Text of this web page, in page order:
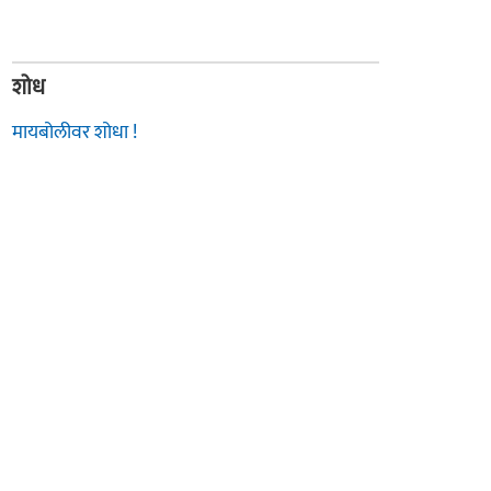
शोध
मायबोलीवर शोधा !